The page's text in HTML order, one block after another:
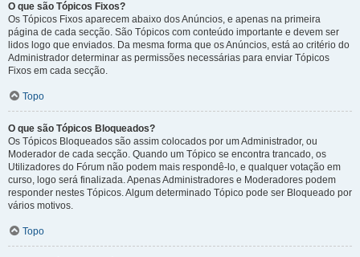
O que são Tópicos Fixos?
Os Tópicos Fixos aparecem abaixo dos Anúncios, e apenas na primeira
página de cada secção. São Tópicos com conteúdo importante e devem ser
lidos logo que enviados. Da mesma forma que os Anúncios, está ao critério do
Administrador determinar as permissões necessárias para enviar Tópicos
Fixos em cada secção.
Topo
O que são Tópicos Bloqueados?
Os Tópicos Bloqueados são assim colocados por um Administrador, ou
Moderador de cada secção. Quando um Tópico se encontra trancado, os
Utilizadores do Fórum não podem mais respondê-lo, e qualquer votação em
curso, logo será finalizada. Apenas Administradores e Moderadores podem
responder nestes Tópicos. Algum determinado Tópico pode ser Bloqueado por
vários motivos.
Topo